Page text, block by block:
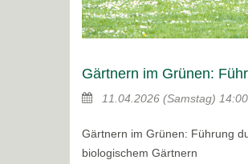
Gärtnern im Grünen:
11.04.2026 (Samstag)
Gärtnern im Grünen: Führung
biologischem Gärtnern